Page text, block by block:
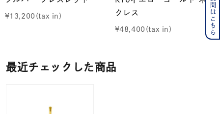
¥13,200
クレス
¥48,400
最近チェックした商品